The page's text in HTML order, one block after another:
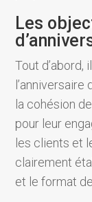
Les
Tout d’abord,
la cohésion
pour leur
les clients et
clairement
et le format